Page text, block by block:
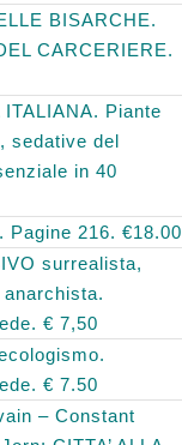
BISARCHE.
CARCERIERE.
ITALIANA. Piante
sedative del
in 40
Pagine 216. €18.00
surrealista,
€ 7,50
€ 7.50
– Constant